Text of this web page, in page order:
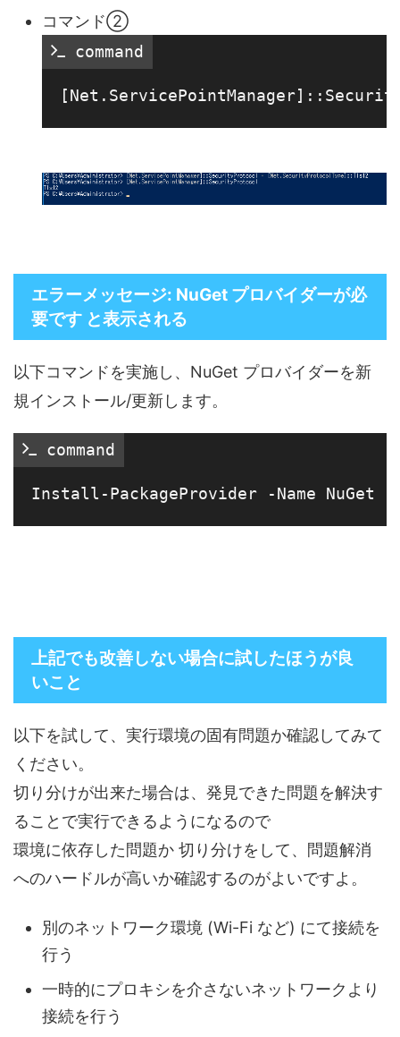
コマンド②
command
エラーメッセージ: NuGet プロバイダーが必
要です と表示される
以下コマンドを実施し、NuGet プロバイダーを新
規インストール/更新します。
command
上記でも改善しない場合に試したほうが良
いこと
以下を試して、実行環境の固有問題か確認してみて
ください。
切り分けが出来た場合は、発見できた問題を解決す
ることで実行できるようになるので
環境に依存した問題か 切り分けをして、問題解消
へのハードルが高いか確認するのがよいですよ。
別のネットワーク環境 (Wi-Fi など) にて接続を
行う
一時的にプロキシを介さないネットワークより
接続を行う